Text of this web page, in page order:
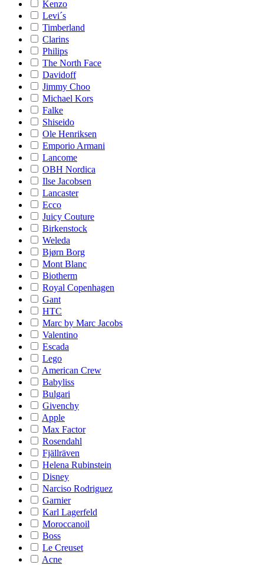
Kenzo
Levi´s
Timberland
Clarins
Philips
The North Face
Davidoff
Jimmy Choo
Michael Kors
Falke
Shiseido
Ole Henriksen
Emporio Armani
Lancome
OBH Nordica
Ilse Jacobsen
Lancaster
Ecco
Juicy Couture
Birkenstock
Weleda
Bjørn Borg
Mont Blanc
Biotherm
Royal Copenhagen
Gant
HTC
Marc by Marc Jacobs
Valentino
Escada
Lego
American Crew
Babyliss
Bulgari
Givenchy
Apple
Max Factor
Rosendahl
Fjällräven
Helena Rubinstein
Disney
Narciso Rodriguez
Garnier
Karl Lagerfeld
Moroccanoil
Boss
Le Creuset
Acne